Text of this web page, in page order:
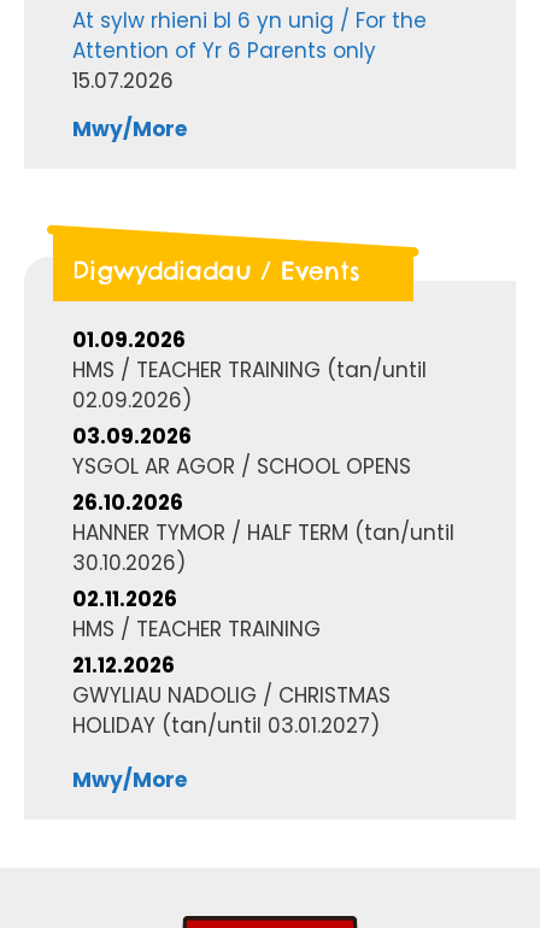
At sylw rhieni bl 6 yn unig / For the
Attention of Yr 6 Parents only
15.07.2026
Mwy/More
Digwyddiadau / Events
01.09.2026
HMS / TEACHER TRAINING (tan/until
02.09.2026)
03.09.2026
YSGOL AR AGOR / SCHOOL OPENS
26.10.2026
HANNER TYMOR / HALF TERM (tan/until
30.10.2026)
02.11.2026
HMS / TEACHER TRAINING
21.12.2026
GWYLIAU NADOLIG / CHRISTMAS
HOLIDAY (tan/until 03.01.2027)
Mwy/More